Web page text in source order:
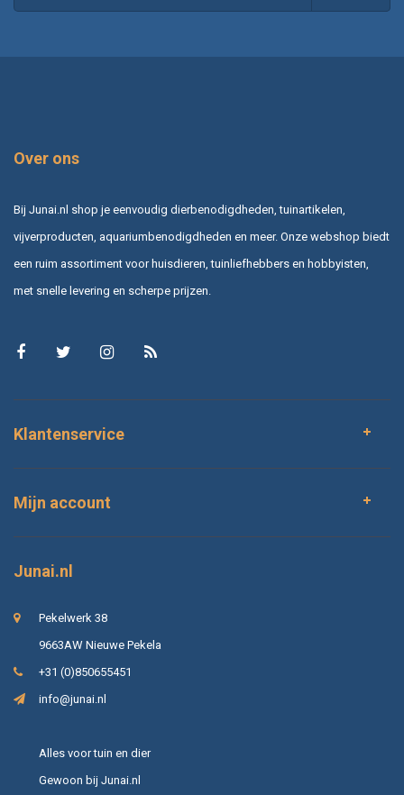
Over ons
Bij Junai.nl shop je eenvoudig dierbenodigdheden, tuinartikelen,
vijverproducten, aquariumbenodigdheden en meer. Onze webshop biedt
een ruim assortiment voor huisdieren, tuinliefhebbers en hobbyisten,
met snelle levering en scherpe prijzen.
Klantenservice
Mijn account
Junai.nl
Pekelwerk 38
9663AW Nieuwe Pekela
+31 (0)850655451
info@junai.nl
Alles voor tuin en dier
Gewoon bij Junai.nl